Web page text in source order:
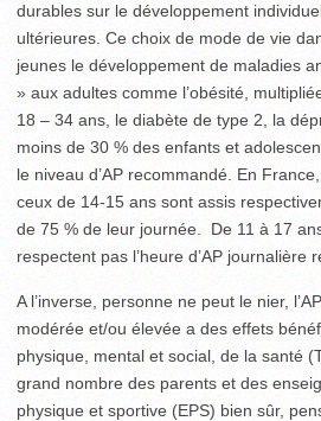
durables sur le développement
ultérieures. Ce choix de mode de vie
jeunes le développement de maladies
» aux adultes comme l’obésité,
18 – 34 ans, le diabète de type 2, la
moins de 30 % des enfants et
le niveau d’AP recommandé. En
ceux de 14-15 ans sont assis
de 75 % de leur journée. De 11 à 17
respectent pas l’heure d’AP journalière
A l’inverse, personne ne peut le nier,
modérée et/ou élevée a des effets
physique, mental et social, de la santé
grand nombre des parents et des
physique et sportive (EPS) bien sûr,